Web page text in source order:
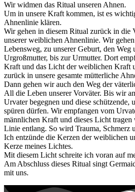
Wir widmen das Ritual unseren Ahnen.
Um in unsere Kraft kommen, ist es
Ahnenlinie klären.
Wir gehen in diesem Ritual zurück in die
unserer weiblichen Ahnenlinie. Wir
Lebensweg, zu unserer Geburt, den Weg
Urgroßmutter, bis zur Urmutter. Dort
Kraft und das Licht der weiblichen Kraft
zurück in unsere gesamte mütterliche
Dann gehen wir auch den Weg der
All die Leben unserer Vorväter. Bis wir
Urvater begegnen und diese schützende,
spüren dürfen. Wir empfangen vom
männlichen Kraft und dieses Licht tragen
Linie entlang. So wird Trauma, Schmerz
Ich entzünde die Kerzen der weiblichen
Kerze meines Lichtes.
Mit diesem Licht schreite ich voran auf
Am Abschluss dieses Ritual singt
mit uns.